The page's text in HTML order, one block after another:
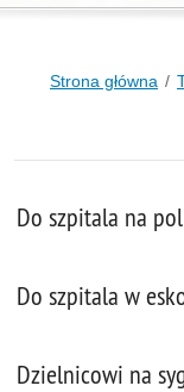
Strona główna
Do szpitala na
Do szpitala w
Dzielnicowi na